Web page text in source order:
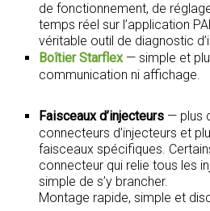
de fonctionnement, de
temps réel sur l’application
véritable outil de diagnostic
Boîtier Starflex— simple et
communication ni affichage.
Faisceaux d’injecteurs — plus
connecteurs d’injecteurs et
faisceaux spécifiques.
connecteur qui relie tous les
simple de s’y brancher.
Montage rapide, simple et